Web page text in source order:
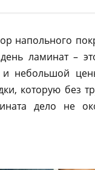
напольного
ламинат –
и небольшой
которую без
дело не